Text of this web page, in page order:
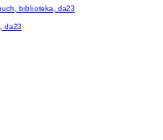
biblioteka, da23
da23